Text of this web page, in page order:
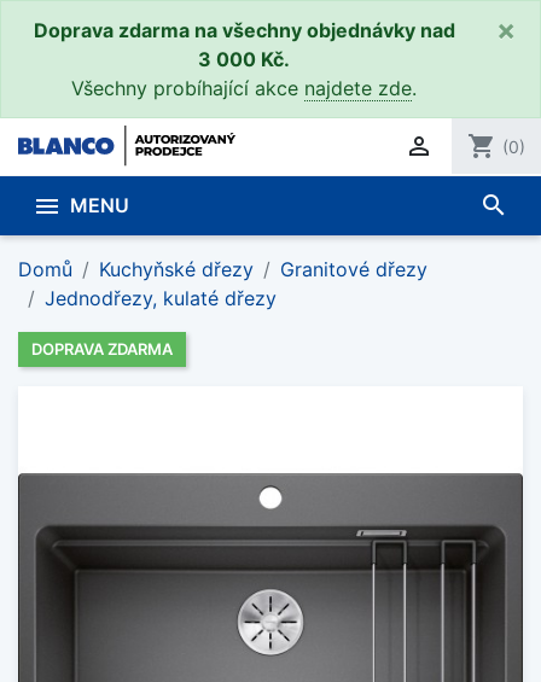
Doprava zdarma na všechny objednávky nad
3 000 Kč.
Všechny probíhající akce najdete zde.
×
 shopping_cart (0)
 MENU search
Domů Kuchyňské dřezy
Granitové dřezy
Jednodřezy, kulaté dřezy
DOPRAVA ZDARMA